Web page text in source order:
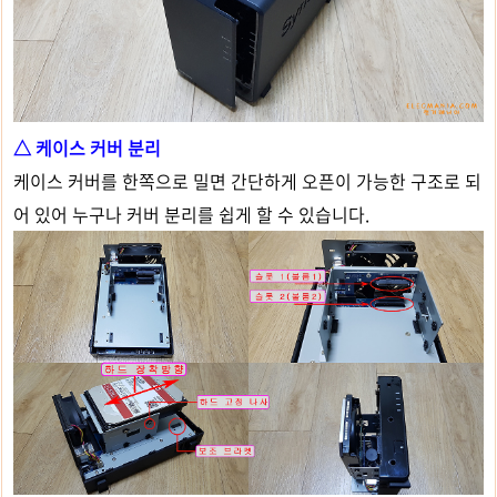
△ 케이스 커버 분리
케이스 커버를 한쪽으로 밀면 간단하게 오픈이 가능한 구조로 되
어 있어 누구나 커버 분리를 쉽게 할 수 있습니다.